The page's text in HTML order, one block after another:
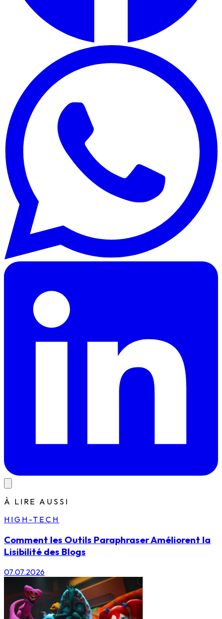
À LIRE AUSSI
HIGH-TECH
Comment les Outils Paraphraser Améliorent la
Lisibilité des Blogs
07.07.2026